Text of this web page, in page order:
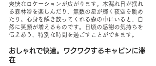
爽快なロケーションが広がります。木漏れ日が揺れ
る森林浴を楽しんだり、無数の星が輝く夜空を眺め
たり。心身を解き放ってくれる森の中にいると、自
然に笑顔が増えるものです。日頃の感謝の気持ちを
伝えあう、特別な時間を過ごすことができます。
おしゃれで快適。ワクワクするキャビンに滞
在